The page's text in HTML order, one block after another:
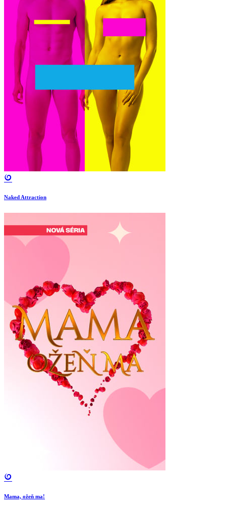
Naked Attraction
Mama, ožeň ma!